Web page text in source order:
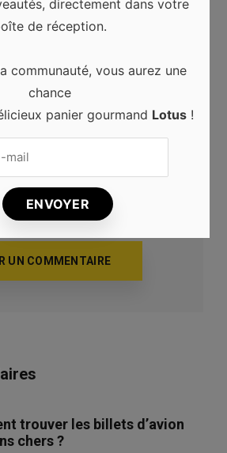
mon nom, mon e-mail et mon
le navigateur pour mon
trouver les billets d’avion
chers ?
directement dans votre
de réception.
communauté, vous aurez une
chance
panier gourmand Lotus !